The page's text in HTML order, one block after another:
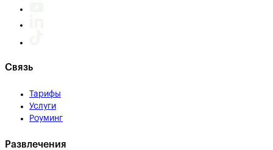
Связь
Тарифы
Услуги
Роуминг
Развлечения